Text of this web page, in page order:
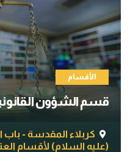
الأقسام
قسم الشؤون
كربلاء المقدسة - باب
(عليه السلام) لأقسام